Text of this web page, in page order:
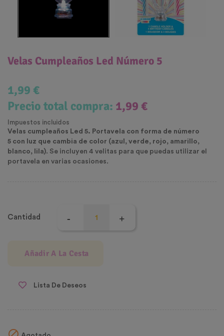
Velas Cumpleaños Led Número 5
1,99 €
Precio total compra: 1,99 €
Impuestos incluidos
Velas cumpleaños Led 5. Portavela con forma de número
5 con luz que cambia de color (azul, verde, rojo, amarillo,
blanco, lila). Se incluyen 4 velitas para que puedas utilizar el
portavela en varias ocasiones.
Cantidad
Añadir A La Cesta
Lista De Deseos